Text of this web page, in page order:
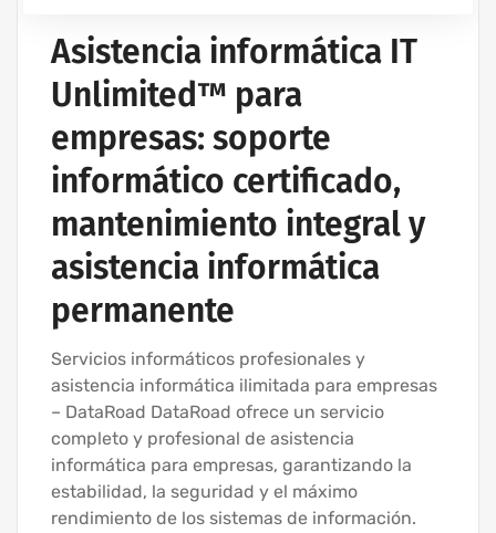
Asistencia informática IT
Unlimited™ para
empresas: soporte
informático certificado,
mantenimiento integral y
asistencia informática
permanente
Servicios informáticos profesionales y
asistencia informática ilimitada para empresas
– DataRoad DataRoad ofrece un servicio
completo y profesional de asistencia
informática para empresas, garantizando la
estabilidad, la seguridad y el máximo
rendimiento de los sistemas de información.